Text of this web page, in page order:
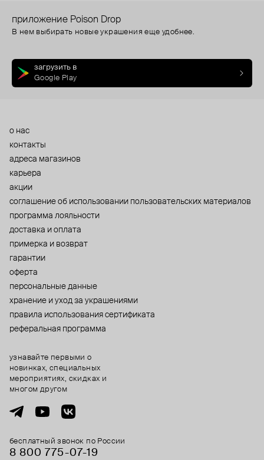
приложение Poison Drop
В нем выбирать новые украшения еще удобнее.
загрузить в
Google Play
о нас
контакты
адреса магазинов
карьера
акции
cоглашение об использовании пользовательских материалов
программа лояльности
доставка и оплата
примерка и возврат
гарантии
оферта
персональные данные
хранение и уход за украшениями
правила использования сертификата
реферальная программа
бесплатный звонок по России
8 800 775⁠-07⁠-19
узнавайте первыми о
новинках, специальных
мероприятиях, скидках и
многом другом